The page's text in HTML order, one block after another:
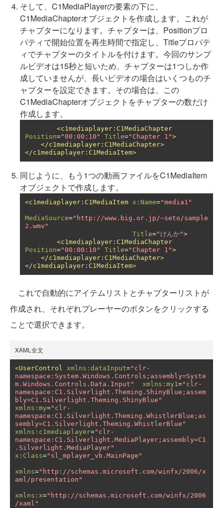
そして、C1MediaPlayerの要素の下に、
C1MediaChapterオブジェクトを作成します。これが
チャプターになります。チャプターは、Positionプロ
パティで開始位置を再生時間で指定し、Titleプロパテ
ィでチャプターのタイトルを付けます。今回のサンプ
ルビデオは15秒と短いため、チャプターは1つしか作
成していませんが、長いビデオの場合はいくつものチ
ャプターを設定できます。その場合は、この
C1MediaChapterオブジェクトをチャプターの数だけ
作成します。
<c1mediaplayer:C1MediaChapter
Position="00:00:10" Title="Chapter 1">
</c1mediaplayer:C1MediaChapter>
</c1mediaplayer:C1MediaItem>
同じように、もう1つの動画ファイルをC1MediaItem
オブジェクトで作成します。
<c1mediaplayer:C1MediaItem x:Name="media1"
MediaSource="http://www.big.or.jp/~seto/sample
2.wmv"
Title="けんか">
<c1mediaplayer:C1MediaChapter
Position="00:00:10" Title="Chapter 1">
</c1mediaplayer:C1MediaChapter>
</c1mediaplayer:C1MediaItem>
これで自動的にアイテムリストとチャプターリストが
作成され、それぞれプレーヤーのボタンをクリックする
ことで選択できます。
XAML全文
<UserControl xmlns:dataInput="clr-
namespace:System.Windows.Controls;assembly=Syste
m.Windows.Controls.Data.Input"
xmlns:my1="clr-
namespace:C1.Silverlight.Theming.ShinyBlue;assem
bly=C1.Silverlight.Theming.ShinyBlue"
xmlns:my="clr-
namespace:C1.Silverlight.Theming.WhistlerBlue;as
sembly=C1.Silverlight.Theming.WhistlerBlue"
xmlns:c1mediaplayer="clr-
namespace:C1.Silverlight.MediaPlayer;assembly=C1
.Silverlight.MediaPlayer"
x:Class="sl_mplayer_vb.MainPage"
xmlns="http://schemas.microsoft.com/winfx/2006/x
aml/presentation"
xmlns:x="http://schemas.microsoft.com/winfx/2006
/xaml"